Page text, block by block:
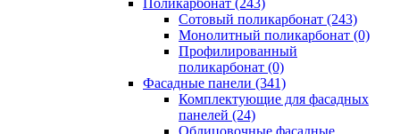
Поликарбонат (243)
Сотовый поликарбонат (243)
Монолитный поликарбонат (0)
Профилированный
поликарбонат (0)
Фасадные панели (341)
Комплектующие для фасадных
панелей (24)
Облицовочные фасадные